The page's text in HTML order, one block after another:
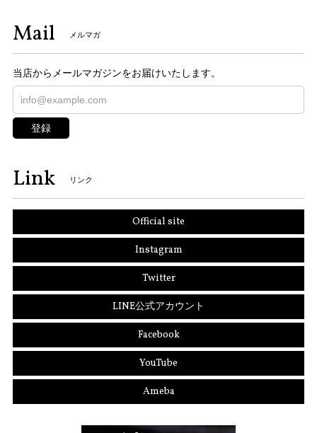
Mail メルマガ
当店からメールマガジンをお届けいたします。
登録
Link リンク
Official site
Instagram
Twitter
LINE公式アカウント
Facebook
YouTube
Ameba